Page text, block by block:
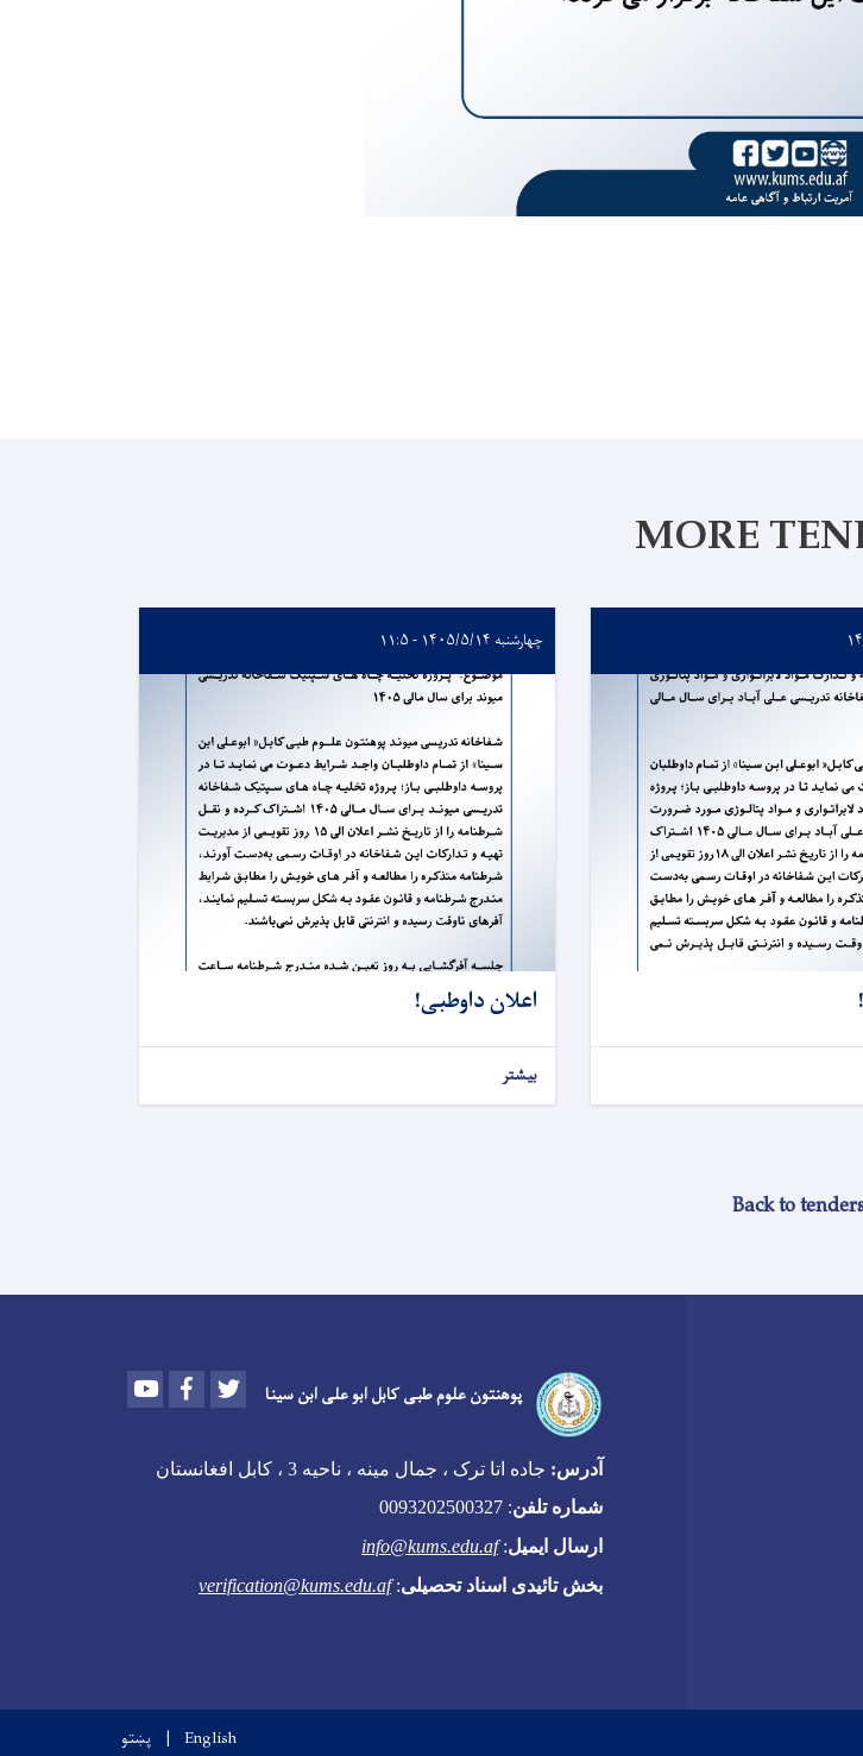
MORE
چهارشنبه ۱۴۰۵/۵/۱۴ - ۱۱:۵
اعلان داوطبی!
بیشتر
Back to
پوهنتون علوم طبی کابل ابو علی ابن سینا Youtube Facebook Twitter
آدرس: جاده اتا ترک ، جمال مینه ، ناحیه 3 ، کابل افغانستان
شماره تلفن:
ارسال ایمیل:
info@kums.edu.af
بخش تائیدی اسناد تحصیلی:
verification@kums.edu.af
English پښتو